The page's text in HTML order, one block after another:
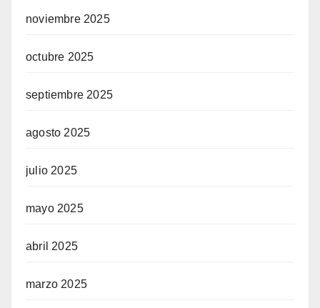
noviembre 2025
octubre 2025
septiembre 2025
agosto 2025
julio 2025
mayo 2025
abril 2025
marzo 2025